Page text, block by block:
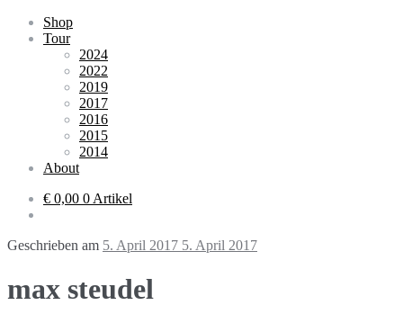
Shop
Tour
2024
2022
2019
2017
2016
2015
2014
About
€ 0,00 0 Artikel
Geschrieben am 5. April 2017 5. April 2017
max steudel